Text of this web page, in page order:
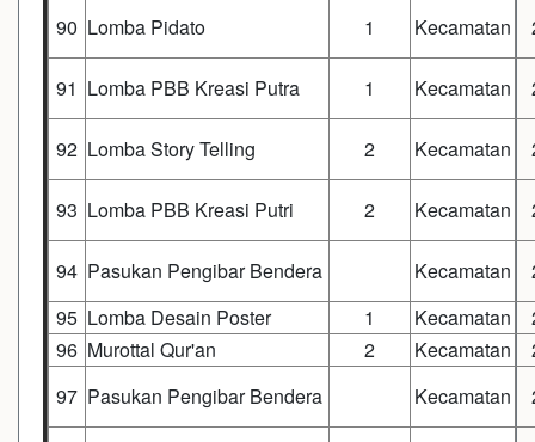
90 Lomba Pidato 1 Kecamatan
91 Lomba PBB Kreasi Putra 1 Kecamatan
92 Lomba Story Telling 2 Kecamatan
93 Lomba PBB Kreasi Putri 2 Kecamatan
94 Pasukan Pengibar Bendera Kecamatan
95 Lomba Desain Poster 1 Kecamatan
96 Murottal Qur'an 2 Kecamatan
97 Pasukan Pengibar Bendera Kecamatan